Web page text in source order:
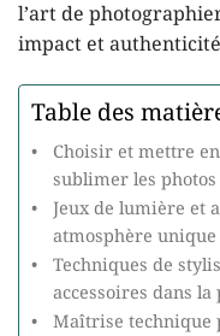
l’art de
impact et
Table des
Choisir et mettre
sublimer les photos
Jeux de lumière et
atmosphère
Techniques de
accessoires dans la
Maîtrise technique